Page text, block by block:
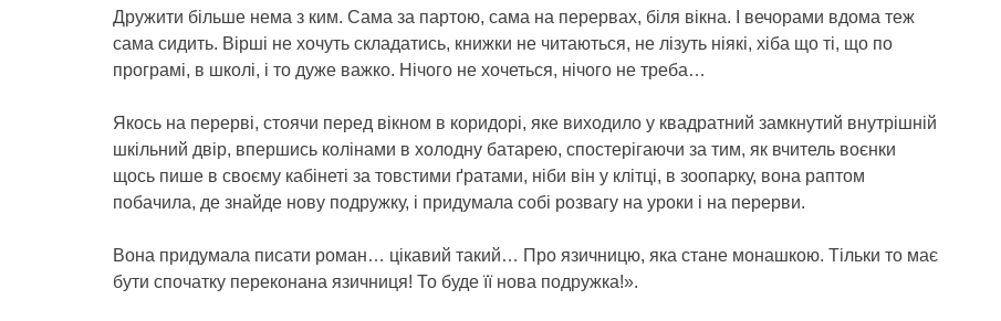
Дружити більше нема з ким. Сама за партою, сама на перервах, біля вікна. І вечорами вдома теж
сама сидить. Вірші не хочуть складатись, книжки не читаються, не лізуть ніякі, хіба що ті, що по
програмі, в школі, і то дуже важко. Нічого не хочеться, нічого не треба…
Якось на перерві, стоячи перед вікном в коридорі, яке виходило у квадратний замкнутий внутрішній
шкільний двір, впершись колінами в холодну батарею, спостерігаючи за тим, як вчитель воєнки
щось пише в своєму кабінеті за товстими ґратами, ніби він у клітці, в зоопарку, вона раптом
побачила, де знайде нову подружку, і придумала собі розвагу на уроки і на перерви.
Вона придумала писати роман… цікавий такий… Про язичницю, яка стане монашкою. Тільки то має
бути спочатку переконана язичниця! То буде її нова подружка!».